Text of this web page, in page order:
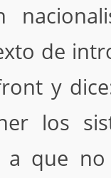
de
y
los
a que